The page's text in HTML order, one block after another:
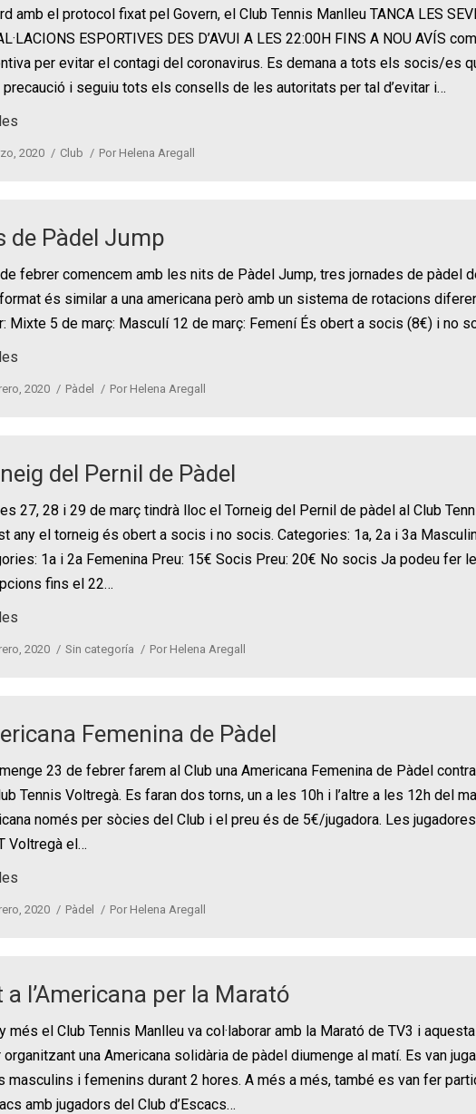
amb el protocol fixat pel Govern, el Club Tennis Manlleu TANCA LES
ESPORTIVES DES D’AVUI A LES 22:00H FINS A NOU AVÍS
per evitar el contagi del coronavirus. Es demana a tots els socis/es
precaució i seguiu tots els consells de les autoritats per tal d’evitar i…
2020 Club Por Helena Aregall
de Pàdel Jump
febrer comencem amb les nits de Pàdel Jump, tres jornades de pàdel
és similar a una americana però amb un sistema de rotacions
Mixte 5 de març: Masculí 12 de març: Femení És obert a socis (8€) i no
2020 Pàdel Por Helena Aregall
del Pernil de Pàdel
27, 28 i 29 de març tindrà lloc el Torneig del Pernil de pàdel al Club
any el torneig és obert a socis i no socis. Categories: 1a, 2a i 3a
1a i 2a Femenina Preu: 15€ Socis Preu: 20€ No socis Ja podeu fer
fins el 22…
2020 Sin categoría Por Helena Aregall
Femenina de Pàdel
23 de febrer farem al Club una Americana Femenina de Pàdel
Tennis Voltregà. Es faran dos torns, un a les 10h i l’altre a les 12h del
només per sòcies del Club i el preu és de 5€/jugadora. Les
Voltregà el…
2020 Pàdel Por Helena Aregall
a l’Americana per la Marató
més el Club Tennis Manlleu va col·laborar amb la Marató de TV3 i
organitzant una Americana solidària de pàdel diumenge al matí. Es van
masculins i femenins durant 2 hores. A més a més, també es van fer
amb jugadors del Club d’Escacs…